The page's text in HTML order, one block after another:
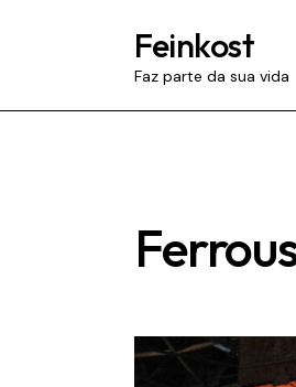
Feinkost
Faz parte da sua vida